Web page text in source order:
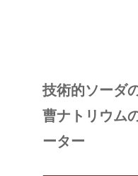
技術的ソーダ
曹ナトリウム
ーター